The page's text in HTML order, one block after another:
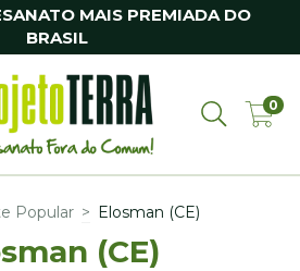
MAIS PREMIADA DO
BRASIL
0
Popular > Elosman (CE)
(CE)